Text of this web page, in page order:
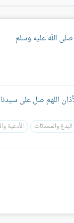
الله عليه وسلم
اللهم صل على
البدع والمحدثات الأدعية